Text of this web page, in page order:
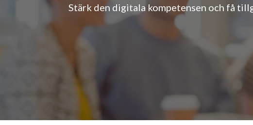
Stärk den digitala kompetensen och få